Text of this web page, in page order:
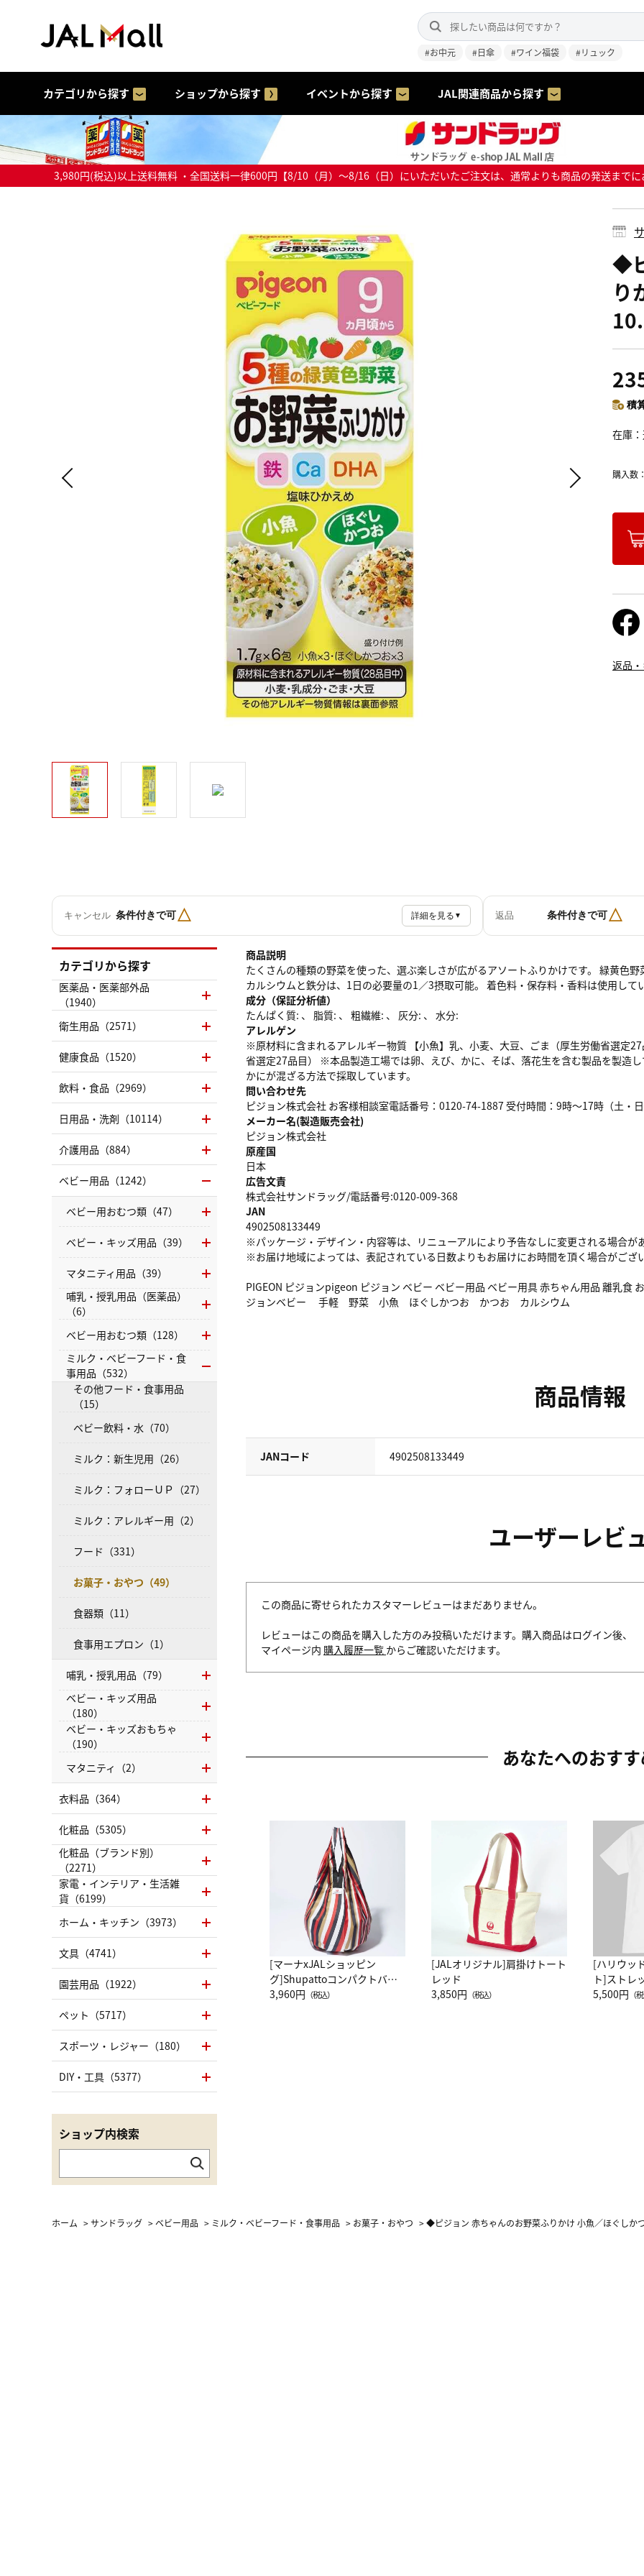
#お中元 #日傘 #ワイン福袋 #リュック
カテゴリから探す ショップから探す イベントから探す JAL関連商品から探す
3,980円(税込)以上送料無料 ・全国送料一律600円【8/10（月）～8/16（日）にいただいたご注文は、通常よりも商品の発送まで
◆
り
積
在庫
購入数
返品
キャンセル 条件付きで可△ 詳細を見る ▼ 返品 条件付きで可△
商品説明
たくさんの種類の野菜を使った、選ぶ楽しさが広がるアソートふりかけです。 緑黄色
カルシウムと鉄分は、1日の必要量の1／3摂取可能。 着色料・保存料・香料は使用して
成分（保証分析値）
たんぱく質: 、 脂質: 、 粗繊維: 、 灰分: 、 水分:
アレルゲン
※原材料に含まれるアレルギー物質 【小魚】乳、小麦、大豆、ごま（厚生労働省選定
省選定27品目） ※本品製造工場では卵、えび、かに、そば、落花生を含む製品を製造
かにが混ざる方法で採取しています。
問い合わせ先
ピジョン株式会社 お客様相談室電話番号：0120-74-1887 受付時間：9時～17時（土・
メーカー名(製造販売会社)
ピジョン株式会社
原産国
日本
広告文責
株式会社サンドラッグ/電話番号:0120-009-368
JAN
4902508133449
※パッケージ・デザイン・内容等は、リニューアルにより予告なしに変更される場合が
※お届け地域によっては、表記されている日数よりもお届けにお時間を頂く場合がござ
PIGEON ピジョンpigeon ピジョン ベビー ベビー用品 ベビー用具 赤ちゃん用品 離乳食
ジョンベビー 手軽 野菜 小魚 ほぐしかつお かつお カルシウム
商品情報
JANコード 4902508133449
ユーザーレビ
この商品に寄せられたカスタマーレビューはまだありません。
レビューはこの商品を購入した方のみ投稿いただけます。購入商品はログイン後、
マイページ内 購入履歴一覧 からご確認いただけます。
あなたへのおす
[マーナxJALショッピン
グ]Shupattoコンパクトバッ
グ Drop JAL客室乗務員
3,960円 （税込）
[JALオリジナル]肩掛けトート
レッド
3,850円 （税込）
[ハリウッ
ト]ストレ
ーネック
5,500円 （
カテゴリから探す
医薬品・医薬部外品
（1940）
衛生用品（2571）
健康食品（1520）
飲料・食品（2969）
日用品・洗剤（10114）
介護用品（884）
ベビー用品（1242）
ベビー用おむつ類（47）
ベビー・キッズ用品（39）
マタニティ用品（39）
哺乳・授乳用品（医薬品）
（6）
ベビー用おむつ類（128）
ミルク・ベビーフード・食
事用品（532）
その他フード・食事用品
（15）
ベビー飲料・水（70）
ミルク：新生児用（26）
ミルク：フォローＵＰ（27）
ミルク：アレルギー用（2）
フード（331）
お菓子・おやつ（49）
食器類（11）
食事用エプロン（1）
哺乳・授乳用品（79）
ベビー・キッズ用品
（180）
ベビー・キッズおもちゃ
（190）
マタニティ（2）
衣料品（364）
化粧品（5305）
化粧品（ブランド別）
（2271）
家電・インテリア・生活雑
貨（6199）
ホーム・キッチン（3973）
文具（4741）
園芸用品（1922）
ペット（5717）
スポーツ・レジャー（180）
DIY・工具（5377）
ショップ内検索
ホーム >サンドラッグ >ベビー用品 > ミルク・ベビーフード・食事用品 > お菓子・おやつ >◆ピジョン 赤ちゃんのお野菜ふりかけ 小魚／ほぐし